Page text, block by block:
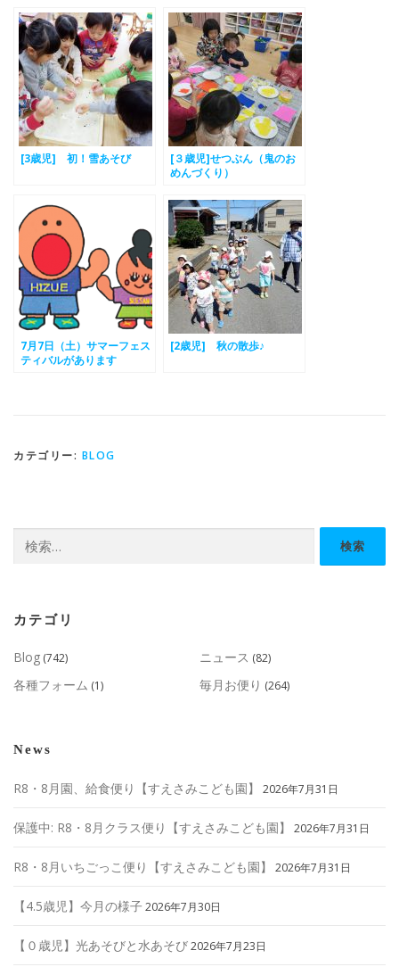
[3歳児] 初！雪あそび
[３歳児]せつぶん（鬼のお
めんづくり）
7月7日（土）サマーフェス
ティバルがあります
[2歳児] 秋の散歩♪
カテゴリー: BLOG
索:
カテゴリ
Blog (742) ニュース (82)
各種フォーム (1) 毎月お便り (264)
News
R8・8月園、給食便り【すえさみこども園】 2026年7月31日
保護中: R8・8月クラス便り【すえさみこども園】 2026年7月31日
R8・8月いちごっこ便り【すえさみこども園】 2026年7月31日
【4.5歳児】今月の様子 2026年7月30日
【０歳児】光あそびと水あそび2026年7月23日